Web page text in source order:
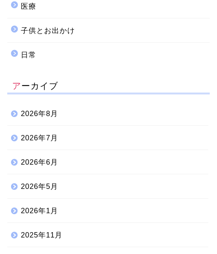
医療
子供とお出かけ
日常
アーカイブ
2026年8月
2026年7月
2026年6月
2026年5月
2026年1月
2025年11月